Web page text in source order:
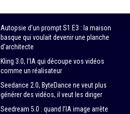
Autopsie d’un prompt S1 E3 : la maison
basque qui voulait devenir une planche
d’architecte
Kling 3.0, l’IA qui découpe vos vidéos
comme un réalisateur
Seedance 2.0, ByteDance ne veut plus
générer des vidéos, il veut les diriger
Seedream 5.0 : quand l’IA image arrête